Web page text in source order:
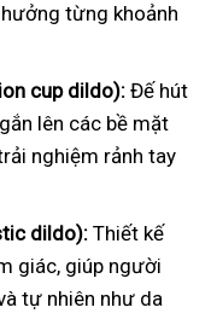
từng khoảnh
cup dildo):Đế hút
lên các bề mặt
nghiệm rảnh tay
dildo): Thiết kế
giác, giúp người
tự nhiên như da